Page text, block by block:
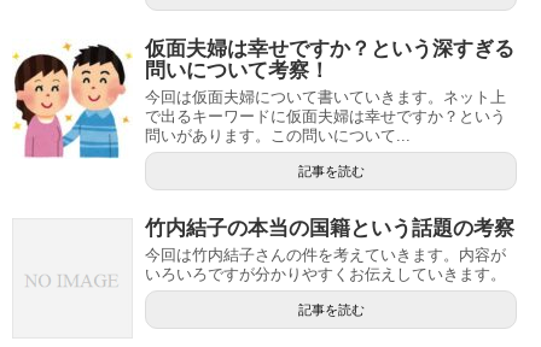
仮面夫婦は幸せですか？という深すぎる
問いについて考察！
今回は仮面夫婦について書いていきます。ネット上
で出るキーワードに仮面夫婦は幸せですか？という
問いがあります。この問いについて...
記事を読む
竹内結子の本当の国籍という話題の考察
今回は竹内結子さんの件を考えていきます。内容が
いろいろですが分かりやすくお伝えしていきます。
記事を読む